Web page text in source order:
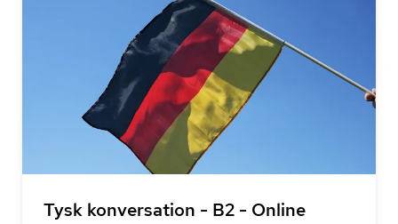
Tysk konversation - B2 - Online